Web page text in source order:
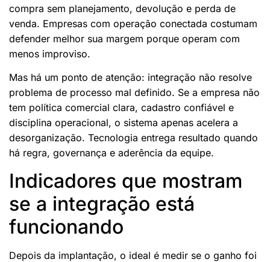
compra sem planejamento, devolução e perda de
venda. Empresas com operação conectada costumam
defender melhor sua margem porque operam com
menos improviso.
Mas há um ponto de atenção: integração não resolve
problema de processo mal definido. Se a empresa não
tem política comercial clara, cadastro confiável e
disciplina operacional, o sistema apenas acelera a
desorganização. Tecnologia entrega resultado quando
há regra, governança e aderência da equipe.
Indicadores que mostram
se a integração está
funcionando
Depois da implantação, o ideal é medir se o ganho foi